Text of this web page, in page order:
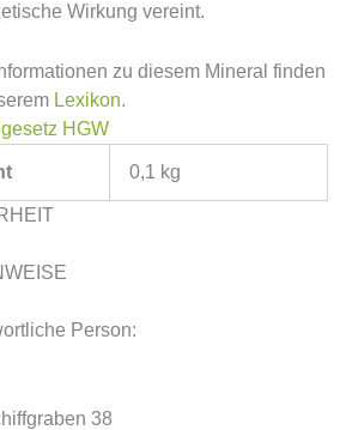
Wirkung vereint.
zu diesem Mineral finden
Lexikon.
HGW
0,1 kg
Person:
38